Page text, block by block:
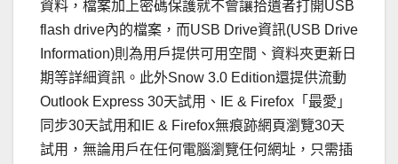
資料，檔案加上密碼保護就不會讓拾遺者打開USB
flash drive內的檔案，而USB Drive資訊(USB Drive
Information)則為用戶提供可用空間、資料夾更新日
期等詳細資訊。此外Snow 3.0 Edition還提供流動
Outlook Express 30天試用、IE & Firefox「最愛」
同步30天試用和IE & Firefox無痕跡網頁瀏覽30天
試用，無論用戶在任何電腦瀏覽任何網址，只需插